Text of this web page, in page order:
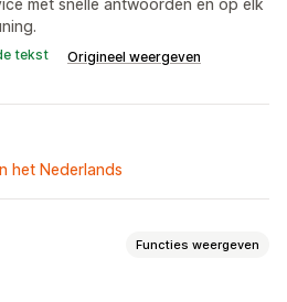
met snelle antwoorden en op elk
tekst Origineel weergeven
het Nederlands
Functies weergeven